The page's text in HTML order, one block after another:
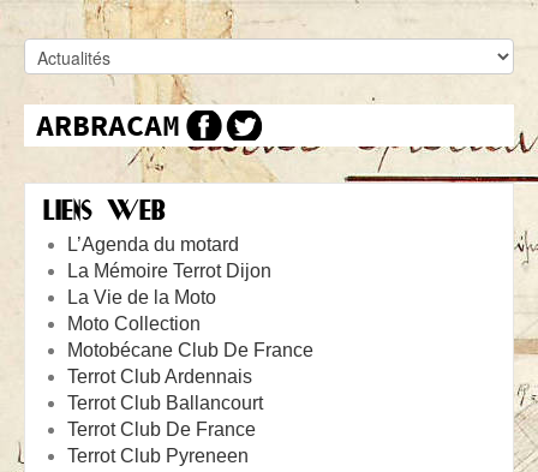
LIENS WEB
L’Agenda du motard
La Mémoire Terrot Dijon
La Vie de la Moto
Moto Collection
Motobécane Club De France
Terrot Club Ardennais
Terrot Club Ballancourt
Terrot Club De France
Terrot Club Pyreneen